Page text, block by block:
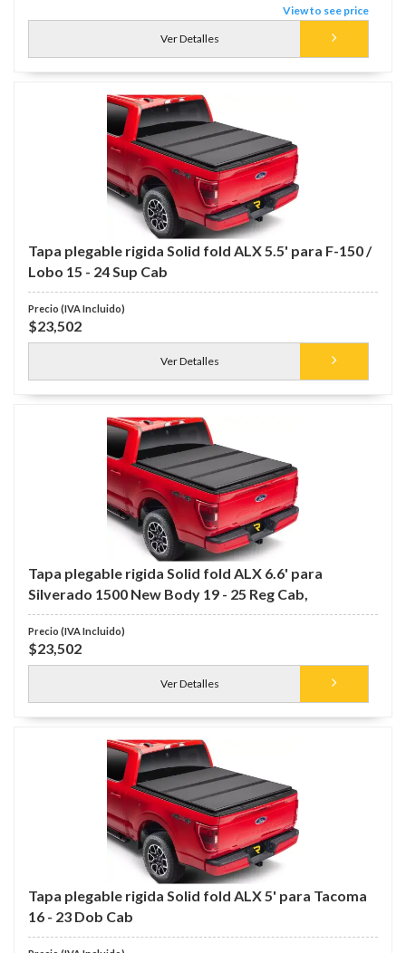
View to see price
Ver Detalles
Tapa plegable rigida Solid fold ALX 5.5' para F-150 /
Lobo 15 - 24 Sup Cab
$23,502
Ver Detalles
Tapa plegable rigida Solid fold ALX 6.6' para
Silverado 1500 New Body 19 - 25 Reg Cab,
$23,502
Ver Detalles
Tapa plegable rigida Solid fold ALX 5' para Tacoma
16 - 23 Dob Cab